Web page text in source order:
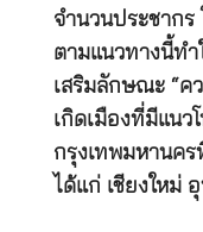
จำนวนประชากร
ตามแนวทางนี้ท
เสริมลักษณะ “ค
เกิดเมืองที่มีแนว
กรุงเทพมหานค
ได้แก่ เชียงใหม่